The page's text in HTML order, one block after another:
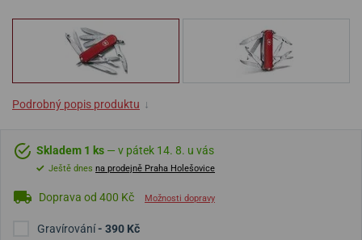
Podrobný popis produktu ↓
Skladem 1 ks — v pátek 14. 8. u vás
Ještě dnes na prodejně Praha Holešovice
Doprava od 400 Kč Možnosti dopravy
Gravírování- 390 Kč